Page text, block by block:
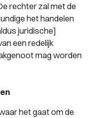
rechter zal met de
het handelen
juridische]
een redelijk
mag worden
het gaat om de